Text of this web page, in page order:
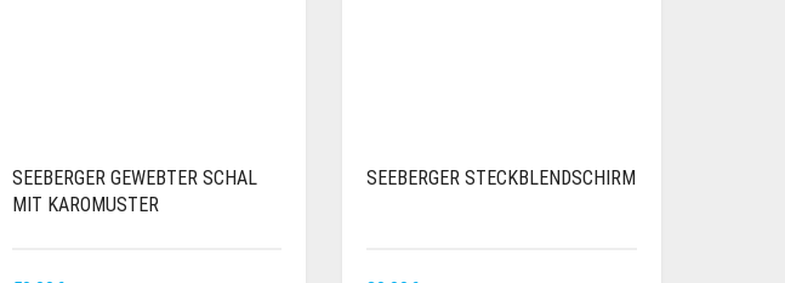
SEEBERGER GEWEBTER SCHAL
MIT KAROMUSTER
SEEBERGER STECKBLENDSCHIRM